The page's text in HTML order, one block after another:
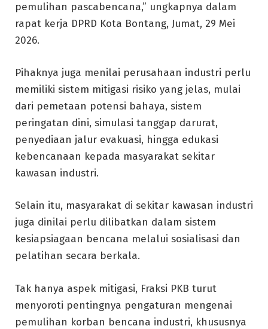
pemulihan pascabencana,” ungkapnya dalam
rapat kerja DPRD Kota Bontang, Jumat, 29 Mei
2026.
Pihaknya juga menilai perusahaan industri perlu
memiliki sistem mitigasi risiko yang jelas, mulai
dari pemetaan potensi bahaya, sistem
peringatan dini, simulasi tanggap darurat,
penyediaan jalur evakuasi, hingga edukasi
kebencanaan kepada masyarakat sekitar
kawasan industri.
Selain itu, masyarakat di sekitar kawasan industri
juga dinilai perlu dilibatkan dalam sistem
kesiapsiagaan bencana melalui sosialisasi dan
pelatihan secara berkala.
Tak hanya aspek mitigasi, Fraksi PKB turut
menyoroti pentingnya pengaturan mengenai
pemulihan korban bencana industri, khususnya